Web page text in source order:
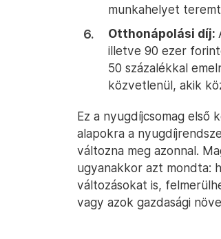
munkahelyet
Otthonápolási díj:
illetve 90 ezer
50 százalékkal
közvetlenül, akik
Ez a nyugdíjcsomag első
alapokra a
változna meg azonnal.
ugyanakkor azt mondta:
változásokat is,
vagy azok gazdasági